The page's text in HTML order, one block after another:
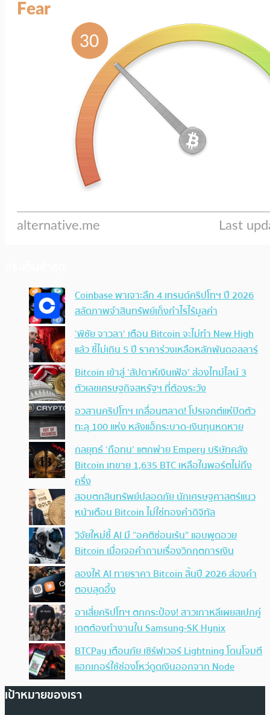
Coinbase พาเจาะลึก 4 เทรนด์คริปโทฯ ปี 2026
สลัดภาพจำสินทรัพย์เก็งกำไรไร้มูลค่า
‘พิชัย จาวลา’ เตือน Bitcoin จะไม่ทำ New High
แล้ว ชี้ไม่เกิน 5 ปี ราคาร่วงเหลือหลักพันดอลลาร์
Bitcoin เข้าสู่ ‘สัปดาห์เงินเฟ้อ’ ส่องไทม์ไลน์ 3
ตัวเลขเศรษฐกิจสหรัฐฯ ที่ต้องระวัง
อวสานคริปโทฯ เกลื่อนตลาด! โปรเจกต์แห่ปิดตัว
ทะลุ 100 แห่ง หลังแฮ็กระบาด-เงินทุนหดหาย
กลยุทธ์ ‘ถือทน’ แตกพ่าย Empery บริษัทคลัง
Bitcoin เทขาย 1,635 BTC เหลือในพอร์ตไม่ถึง
ครึ่ง
สอบตกสินทรัพย์ปลอดภัย นักเศรษฐศาสตร์แนว
หน้าเตือน Bitcoin ไม่ใช่ทองคำดิจิทัล
วิจัยใหม่ชี้ AI มี “อคติซ่อนเร้น” แอบพูดอวย
Bitcoin เมื่อเจอคำถามเรื่องวิกฤตการเงิน
ลองให้ AI ทายราคา Bitcoin สิ้นปี 2026 ส่องคำ
ตอบสุดอึ้ง
อาเสี่ยคริปโทฯ ตกกระป๋อง! สาวเกาหลีเผยสเปกคู่
เดตต้องทำงานใน Samsung-SK Hynix
BTCPay เตือนภัย เซิร์ฟเวอร์ Lightning โดนโจมตี
แฮกเกอร์ใช้ช่องโหว่ดูดเงินออกจาก Node
เป้าหมายของเรา